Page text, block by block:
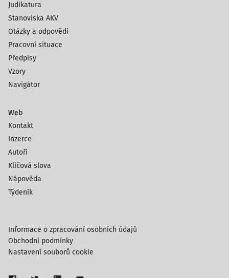
Judikatura
Stanoviska AKV
Otázky a odpovědi
Pracovní situace
Předpisy
Vzory
Navigátor
Web
Kontakt
Inzerce
Autoři
Klíčová slova
Nápověda
Týdeník
Informace o zpracování osobních údajů
Obchodní podmínky
Nastavení souborů cookie